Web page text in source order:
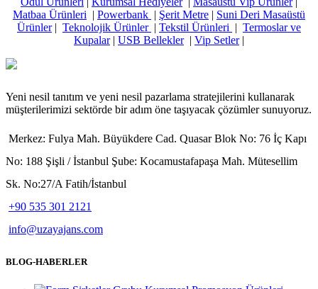
Matbaa Ürünleri | Powerbank | Şerit Metre | Suni Deri Masaüstü
Ürünler| Teknolojik Ürünler | Tekstil Ürünleri | Termoslar ve
Kupalar| USB Bellekler| Vip Setler|
Yeni nesil tanıtım ve yeni nesil pazarlama stratejilerini kullanarak
müşterilerimizi sektörde bir adım öne taşıyacak çözümler sunuyoruz.
Merkez: Fulya Mah. Büyükdere Cad. Quasar Blok No: 76 İç Kapı
No: 188 Şişli / İstanbul Şube: Kocamustafapaşa Mah. Mütesellim
Sk. No:27/A Fatih/İstanbul
+90 535 301 2121
info@uzayajans.com
BLOG-HABERLER